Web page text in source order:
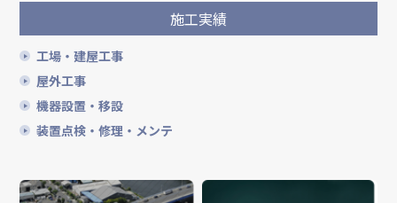
施工実績
工場・建屋工事
屋外工事
機器設置・移設
装置点検・修理・メンテ